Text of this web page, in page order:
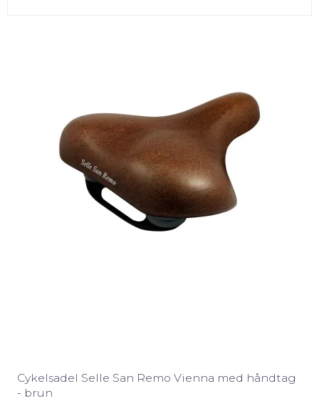
Cykelsadel Selle San Remo Vienna med håndtag
- brun